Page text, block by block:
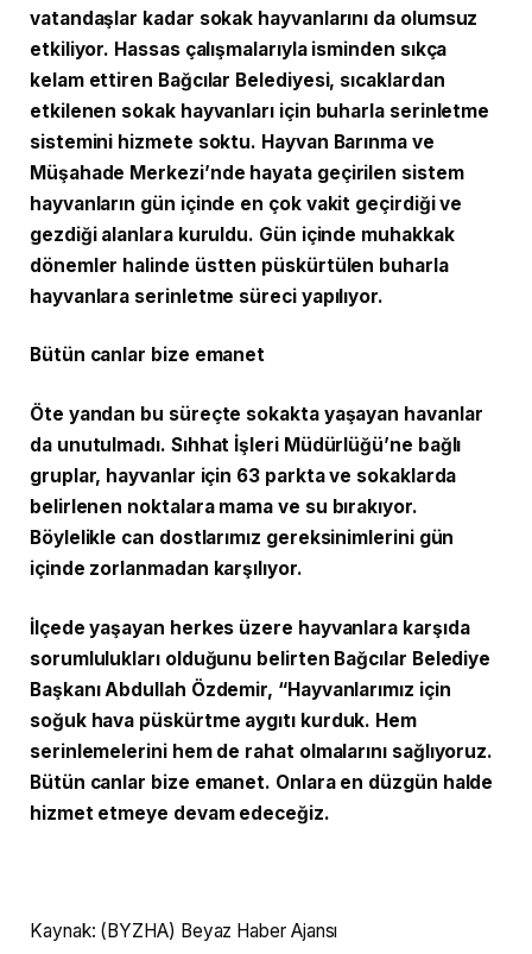
vatandaşlar kadar sokak hayvanlarını da olumsuz
etkiliyor. Hassas çalışmalarıyla isminden sıkça
kelam ettiren Bağcılar Belediyesi, sıcaklardan
etkilenen sokak hayvanları için buharla serinletme
sistemini hizmete soktu. Hayvan Barınma ve
Müşahade Merkezi’nde hayata geçirilen sistem
hayvanların gün içinde en çok vakit geçirdiği ve
gezdiği alanlara kuruldu. Gün içinde muhakkak
dönemler halinde üstten püskürtülen buharla
hayvanlara serinletme süreci yapılıyor.
Bütün canlar bize emanet
Öte yandan bu süreçte sokakta yaşayan havanlar
da unutulmadı. Sıhhat İşleri Müdürlüğü’ne bağlı
gruplar, hayvanlar için 63 parkta ve sokaklarda
belirlenen noktalara mama ve su bırakıyor.
Böylelikle can dostlarımız gereksinimlerini gün
içinde zorlanmadan karşılıyor.
İlçede yaşayan herkes üzere hayvanlara karşıda
sorumlulukları olduğunu belirten Bağcılar Belediye
Başkanı Abdullah Özdemir, “Hayvanlarımız için
soğuk hava püskürtme aygıtı kurduk. Hem
serinlemelerini hem de rahat olmalarını sağlıyoruz.
Bütün canlar bize emanet. Onlara en düzgün halde
hizmet etmeye devam edeceğiz.
Kaynak: (BYZHA) Beyaz Haber Ajansı